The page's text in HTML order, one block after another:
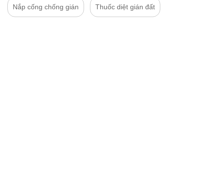
Nắp cống chống gián Thuốc diệt gián đất